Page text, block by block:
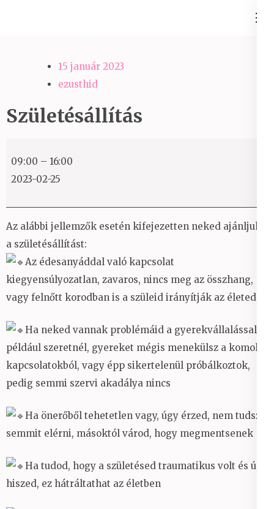
15 január 2023
ezusthid
Születésállítás
09:00 – 16:00
2023-02-25
Az alábbi jellemzők esetén kifejezetten neked ajánljuk
a születésállítást:
Az édesanyáddal való kapcsolat
kiegyensúlyozatlan, zavaros, nincs meg az összhang,
vagy felnőtt korodban is a szüleid irányítják az életedet
Ha neked vannak problémáid a gyerekvállalással,
például szeretnél, gyereket mégis menekülsz a komoly
kapcsolatokból, vagy épp sikertelenül próbálkoztok,
pedig semmi szervi akadálya nincs
Ha önerőből tehetetlen vagy, úgy érzed, nem tudsz
semmit elérni, másoktól várod, hogy megmentsenek
Ha tudod, hogy a születésed traumatikus volt és úgy
hiszed, ez hátráltathat az életben